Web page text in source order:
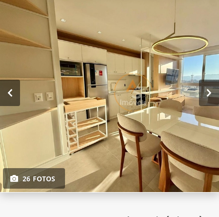
26 FOTOS